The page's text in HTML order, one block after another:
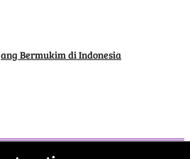
Bermukim di Indonesia